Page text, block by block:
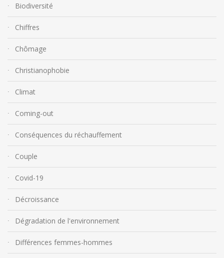
Biodiversité
Chiffres
Chômage
Christianophobie
Climat
Coming-out
Conséquences du réchauffement
Couple
Covid-19
Décroissance
Dégradation de l'environnement
Différences femmes-hommes